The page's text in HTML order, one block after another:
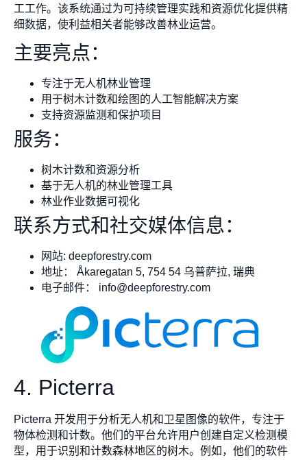
工工作。该系统通过为可持续管理实践和资源优化提供精
细数据，使利益相关者能够改善林业运营。
主要亮点：
专注于无人机林业管理
用于树木计数和绘图的人工智能解决方案
支持资源监测和保护项目
服务：
树木计数和资源分析
基于无人机的林业管理工具
林业作业数据可视化
联系方式和社交媒体信息：
网站: deepforestry.com
地址： Åkaregatan 5, 754 54 乌普萨拉, 瑞典
电子邮件： info@deepforestry.com
4. Picterra
Picterra 开发用于分析无人机和卫星图像的软件，专注于
物体检测和计数。他们的平台允许用户创建自定义检测模
型，用于识别和计数森林地区的树木。例如，他们的软件